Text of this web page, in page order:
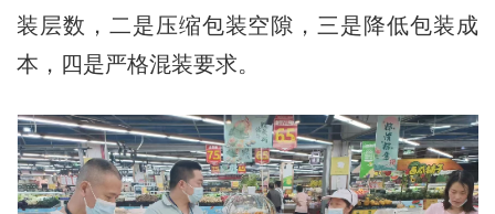
装层数，二是压缩包装空隙，三是降低包装成
本，四是严格混装要求。